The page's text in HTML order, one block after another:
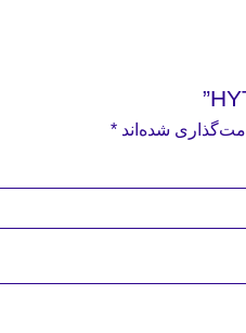
شده‌اند*